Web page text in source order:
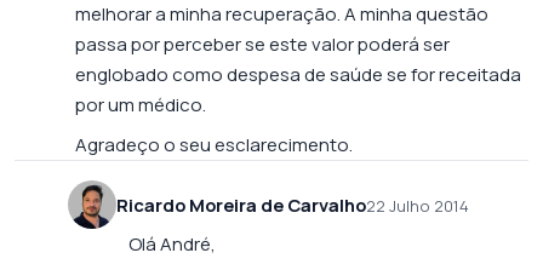
melhorar a minha recuperação. A minha questão
passa por perceber se este valor poderá ser
englobado como despesa de saúde se for receitada
por um médico.
Agradeço o seu esclarecimento.
Ricardo Moreira de Carvalho22 Julho 2014
Olá André,